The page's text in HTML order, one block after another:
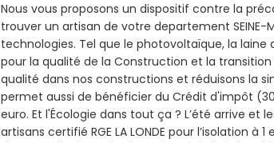
Nous vous proposons un dispositif contre la
trouver un artisan de votre departement SEINE-
technologies. Tel que le photovoltaïque, la laine
pour la qualité de la Construction et la
qualité dans nos constructions et réduisons la
permet aussi de bénéficier du Crédit d'impôt
euro. Et l'Écologie dans tout ça ? L’été arrive et
artisans certifié RGE LA LONDE pour l’isolation